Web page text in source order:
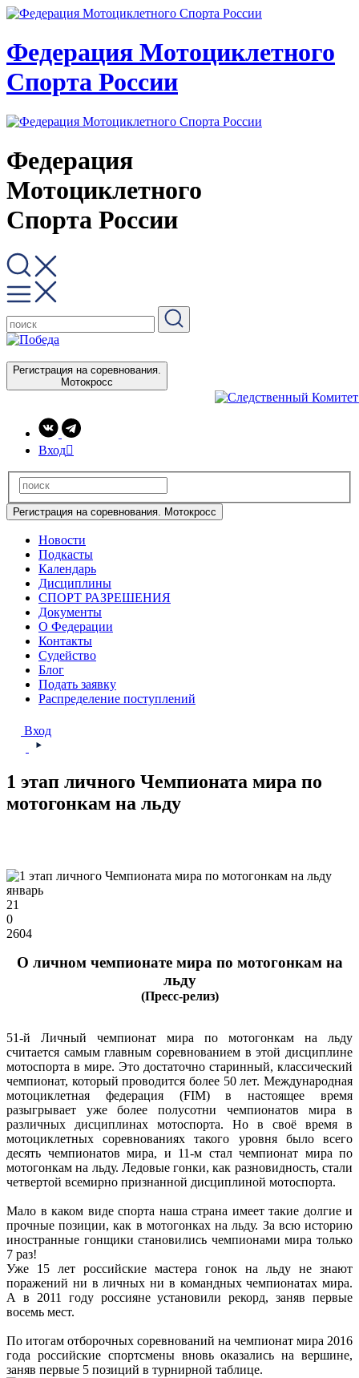
Федерация Мотоциклетного
Спорта России
Федерация
Мотоциклетного
Спорта России
Регистрация на соревнования.
Мотокросс
Вход
Регистрация на соревнования. Мотокросс
Новости
Подкасты
Календарь
Дисциплины
СПОРТ РАЗРЕШЕНИЯ
Документы
О Федерации
Контакты
Судейство
Блог
Подать заявку
Распределение поступлений
Вход
1 этап личного Чемпионата мира по
мотогонкам на льду
январь
21
0
2604
О личном чемпионате мира по мотогонкам на
льду
(Пресс-релиз)
51-й Личный чемпионат мира по мотогонкам на льду
считается самым главным соревнованием в этой дисциплине
мотоспорта в мире. Это достаточно старинный, классический
чемпионат, который проводится более 50 лет. Международная
мотоциклетная федерация (FIM) в настоящее время
разыгрывает уже более полусотни чемпионатов мира в
различных дисциплинах мотоспорта. Но в своё время в
мотоциклетных соревнованиях такого уровня было всего
десять чемпионатов мира, и 11-м стал чемпионат мира по
мотогонкам на льду. Ледовые гонки, как разновидность, стали
четвертой всемирно признанной дисциплиной мотоспорта.
Мало в каком виде спорта наша страна имеет такие долгие и
прочные позиции, как в мотогонках на льду. За всю историю
иностранные гонщики становились чемпионами мира только
7 раз!
Уже 15 лет российские мастера гонок на льду не знают
поражений ни в личных ни в командных чемпионатах мира.
А в 2011 году россияне установили рекорд, заняв первые
восемь мест.
По итогам отборочных соревнований на чемпионат мира 2016
года российские спортсмены вновь оказались на вершине,
заняв первые 5 позиций в турнирной таблице.